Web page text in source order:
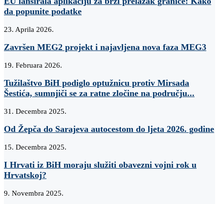
da popunite podatke
23. Aprila 2026.
Završen MEG2 projekt i najavljena nova faza MEG3
19. Februara 2026.
Tužilaštvo BiH podiglo optužnicu protiv Mirsada
Šestića, sumnjiči se za ratne zločine na području...
31. Decembra 2025.
Od Žepča do Sarajeva autocestom do ljeta 2026. godine
15. Decembra 2025.
I Hrvati iz BiH moraju služiti obavezni vojni rok u
Hrvatskoj?
9. Novembra 2025.